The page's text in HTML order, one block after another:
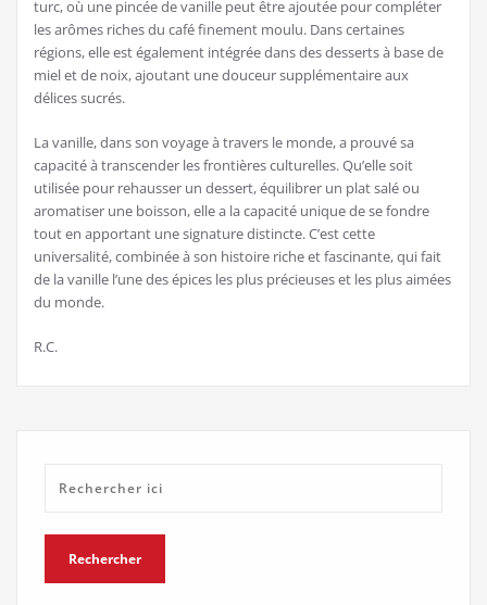
turc, où une pincée de vanille peut être ajoutée pour compléter
les arômes riches du café finement moulu. Dans certaines
régions, elle est également intégrée dans des desserts à base de
miel et de noix, ajoutant une douceur supplémentaire aux
délices sucrés.
La vanille, dans son voyage à travers le monde, a prouvé sa
capacité à transcender les frontières culturelles. Qu’elle soit
utilisée pour rehausser un dessert, équilibrer un plat salé ou
aromatiser une boisson, elle a la capacité unique de se fondre
tout en apportant une signature distincte. C’est cette
universalité, combinée à son histoire riche et fascinante, qui fait
de la vanille l’une des épices les plus précieuses et les plus aimées
du monde.
R.C.